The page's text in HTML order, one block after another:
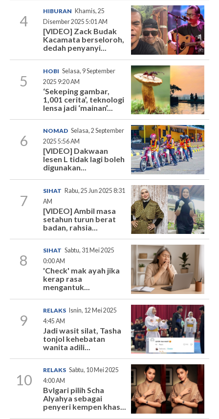
4
HIBURAN Khamis, 25
Disember 2025 5:01 AM
[VIDEO] Zack Budak
Kacamata berseloroh,
dedah penyanyi...
5
HOBI Selasa, 9 September
2025 9:20 AM
‘Sekeping gambar,
1,001 cerita’, teknologi
lensa jadi ‘mainan’...
6
NOMAD Selasa, 2 September
2025 5:56 AM
[VIDEO] Dakwaan
lesen L tidak lagi boleh
digunakan...
7
SIHAT Rabu, 25 Jun 2025 8:31
AM
[VIDEO] Ambil masa
setahun turun berat
badan, rahsia...
8
SIHAT Sabtu, 31 Mei 2025
0:00 AM
'Check' mak ayah jika
kerap rasa
mengantuk...
9
RELAKS
Isnin, 12 Mei 2025
4:45 AM
Jadi wasit silat, Tasha
tonjol kehebatan
wanita adili...
10
RELAKS Sabtu, 10 Mei 2025
4:00 AM
Bvlgari pilih Scha
Alyahya sebagai
penyeri kempen khas...